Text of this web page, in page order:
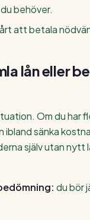
behöver.
att betala
lån eller
Om du har
ibland sänka
själv utan nytt
du bör